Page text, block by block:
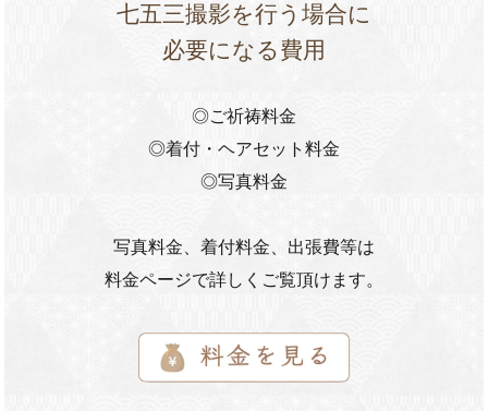
七五三撮影を行う場合に
必要になる費用
◎ご祈祷料金
◎着付・ヘアセット料金
◎写真料金
写真料金、着付料金、出張費等は
料金ページで詳しくご覧頂けます。